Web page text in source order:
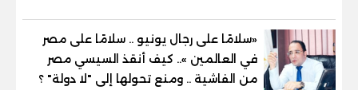
«سلامًا على رجال يونيو .. سلامًا على مصر
في العالمين ».. كيف أنقذ السيسي مصر
من الفاشية .. ومنع تحولها إلى "لا دولة" ؟